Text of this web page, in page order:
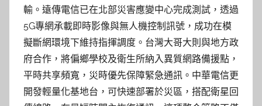
輸。遠傳電信已在北部災害應變中心完成測試，透過
5G專網承載即時影像與無人機控制訊號，成功在模
擬斷網環境下維持指揮調度。台灣大哥大則與地方政
府合作，將偏鄉學校及衛生所納入異質網路備援點，
平時共享頻寬，災時優先保障緊急通訊。中華電信更
開發輕量化基地台，可快速部署於災區，搭配衛星回